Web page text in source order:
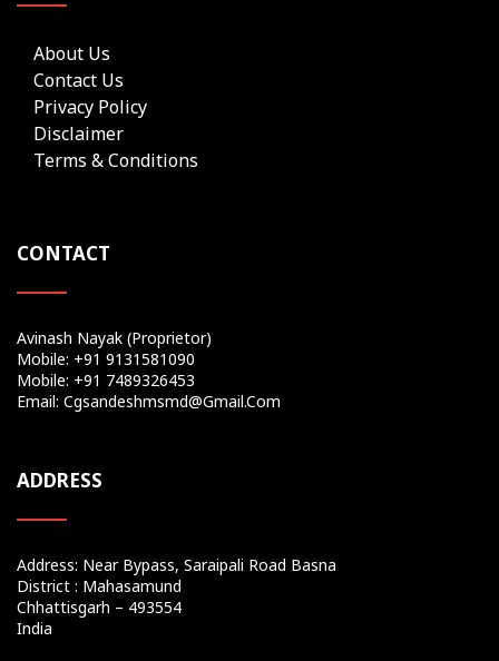
About Us
Contact Us
Privacy Policy
Disclaimer
Terms & Conditions
CONTACT
Avinash Nayak (Proprietor)
Mobile: +91 9131581090
Mobile: +91 7489326453
Email: Cgsandeshmsmd@gmail.com
ADDRESS
Address: Near Bypass, Saraipali Road Basna
District : Mahasamund
Chhattisgarh – 493554
India